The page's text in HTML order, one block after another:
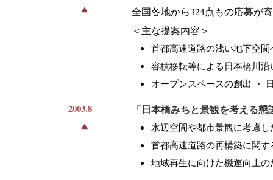
全国各地から324点もの応募が
＜主な提案内容＞
首都高速道路の浅い地下空
容積移転等による日本橋川沿
オープンスペースの創出 ・
2003.8 「日本橋みちと景観を考える
水辺空間や都市景観に考慮
首都高速道路の再構築に関す
地域再生に向けた機運向上